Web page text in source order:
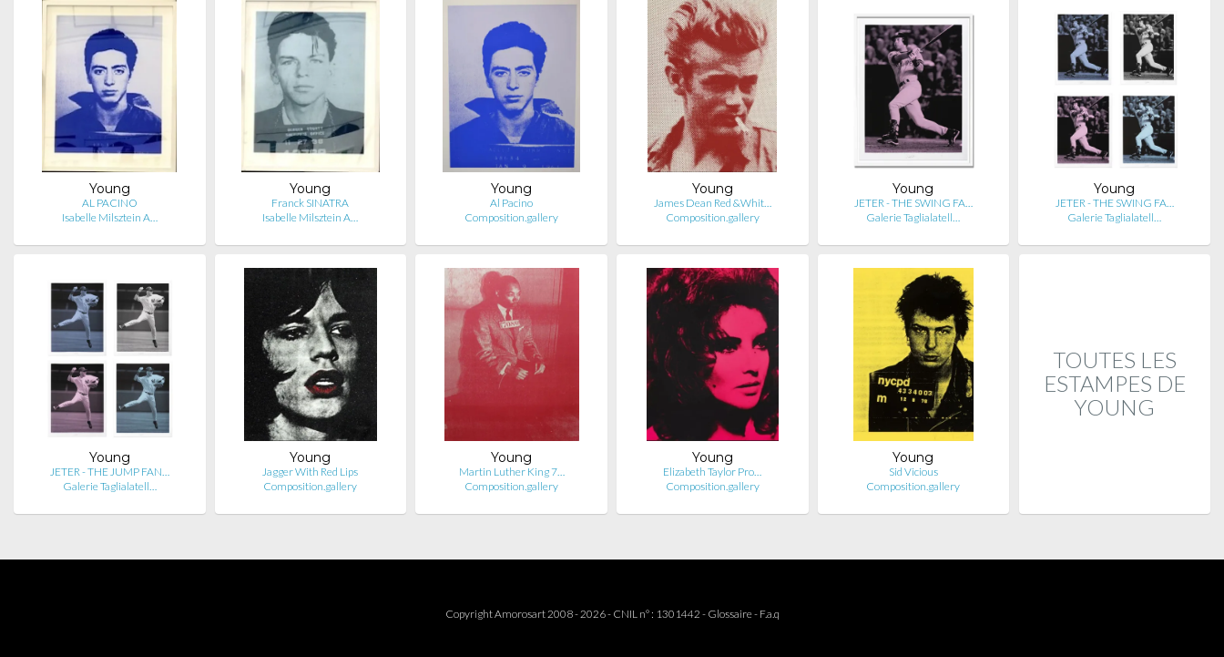
Young
AL PACINO
Isabelle Milsztein A…
Young
Franck SINATRA
Isabelle Milsztein A…
Young
Al Pacino
Composition.gallery
Young
James Dean Red &Whit…
Composition.gallery
Young
JETER - THE SWING FA…
Galerie Taglialatell…
Young
JETER - THE SWING FA…
Galerie Taglialatell…
Young
JETER - THE JUMP FAN…
Galerie Taglialatell…
Young
Jagger With Red Lips
Composition.gallery
Young
Martin Luther King 7…
Composition.gallery
Young
Elizabeth Taylor Pro…
Composition.gallery
Young
Sid Vicious
Composition.gallery
TOUTES LES
ESTAMPES DE
YOUNG
Copyright Amorosart 2008 - 2026 - CNIL n° : 1301442 - Glossaire- F.a.q